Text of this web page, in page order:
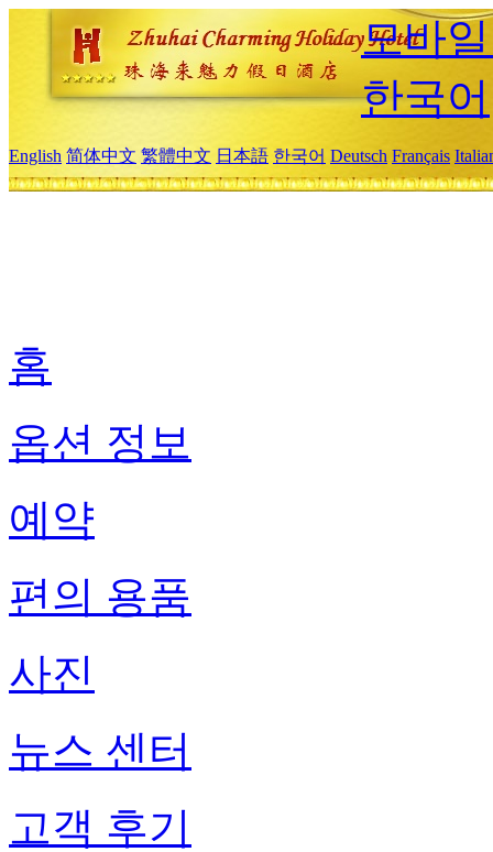
모바
한국어
English 简体中文 繁體中文 日本語 한국어 Deutsch Français
홈
옵션 정보
예약
편의 용품
사진
뉴스 센터
고객 후기